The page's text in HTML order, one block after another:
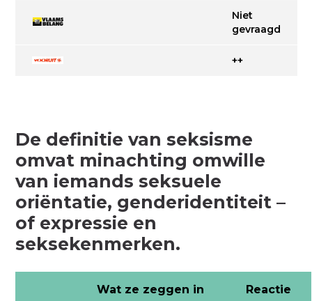
Niet
gevraagd
++
De definitie van seksisme
omvat minachting omwille
van iemands seksuele
oriëntatie, genderidentiteit –
of expressie en
seksekenmerken.
Wat ze zeggen in
Reactie